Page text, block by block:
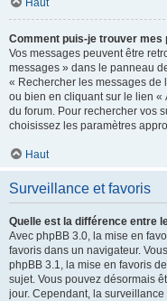
Haut
Comment puis-je trouver
Vos messages peuvent être
messages » dans le panneau
« Rechercher les messages de
ou bien en cliquant sur le lien «
du forum. Pour rechercher vos
choisissez les paramètres
Haut
Surveillance et favoris
Quelle est la différence entre
Avec phpBB 3.0, la mise en
favoris dans un navigateur.
phpBB 3.1, la mise en favoris
sujet. Vous pouvez désormais
jour. Cependant, la surveillance